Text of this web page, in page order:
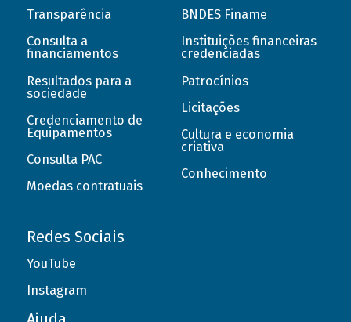
Transparência
Consulta a
financiamentos
Resultados para a
sociedade
Credenciamento de
Equipamentos
Consulta PAC
Moedas contratuais
BNDES Finame
Instituições financeiras
credenciadas
Patrocínios
Licitações
Cultura e economia
criativa
Conhecimento
Redes Sociais
YouTube
Instagram